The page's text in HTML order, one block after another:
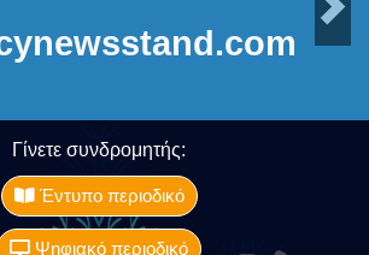
Next
Γίνετε συνδρομητής:
Έντυπο περιοδικό
Ψηφιακό περιοδικό